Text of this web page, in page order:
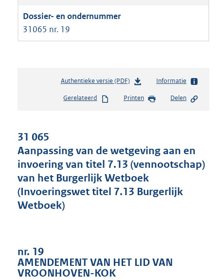
31065 nr. 19
Authentieke versie (PDF)b
s
s
g
o
o
K
Informatie
Gerelateerd Printen Delen
31 065
Aanpassing van de wetgeving aan en
invoering van titel 7.13 (vennootschap)
van het Burgerlijk Wetboek
(Invoeringswet titel 7.13 Burgerlijk
Wetboek)
nr. 19
AMENDEMENT VAN HET LID VAN
VROONHOVEN-KOK